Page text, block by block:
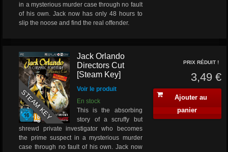
in a mysterious murder case through no fault
of his own. Jack now has only 48 hours to
slip the noose and find the real offender.
STEAM KEY
Jack Orlando
Directors Cut
[Steam Key]
Voir le produit
En stock
This is the absorbing
story of a scruffy but
shrewd private investigator who becomes
the prime suspect in a mysterious murder
case through no fault of his own. Jack now
PRIX RÉDUIT !
3,49 €
Ajouter au
panier